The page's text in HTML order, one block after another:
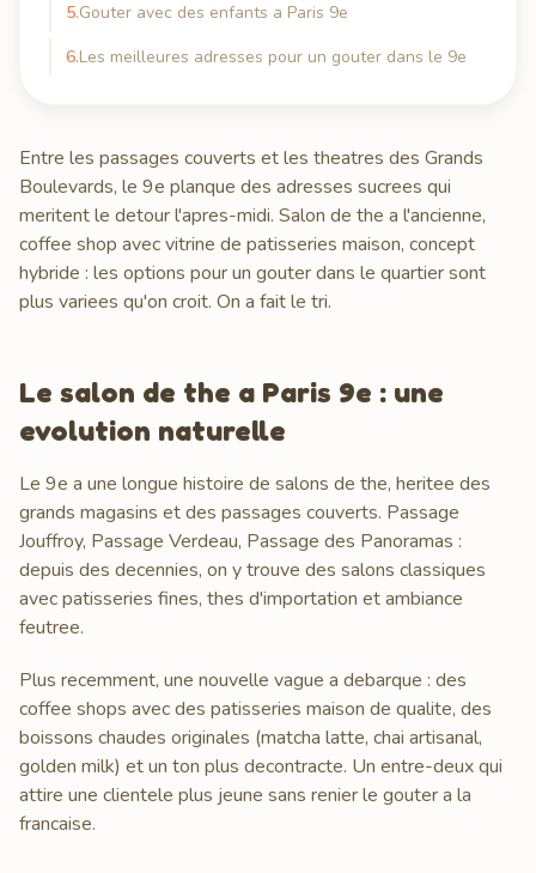
5.Gouter avec des enfants a Paris 9e
6.Les meilleures adresses pour un gouter dans le 9e
Entre les passages couverts et les theatres des Grands
Boulevards, le 9e planque des adresses sucrees qui
meritent le detour l'apres-midi. Salon de the a l'ancienne,
coffee shop avec vitrine de patisseries maison, concept
hybride : les options pour un gouter dans le quartier sont
plus variees qu'on croit. On a fait le tri.
Le salon de the a Paris 9e : une
evolution naturelle
Le 9e a une longue histoire de salons de the, heritee des
grands magasins et des passages couverts. Passage
Jouffroy, Passage Verdeau, Passage des Panoramas :
depuis des decennies, on y trouve des salons classiques
avec patisseries fines, thes d'importation et ambiance
feutree.
Plus recemment, une nouvelle vague a debarque : des
coffee shops avec des patisseries maison de qualite, des
boissons chaudes originales (matcha latte, chai artisanal,
golden milk) et un ton plus decontracte. Un entre-deux qui
attire une clientele plus jeune sans renier le gouter a la
francaise.